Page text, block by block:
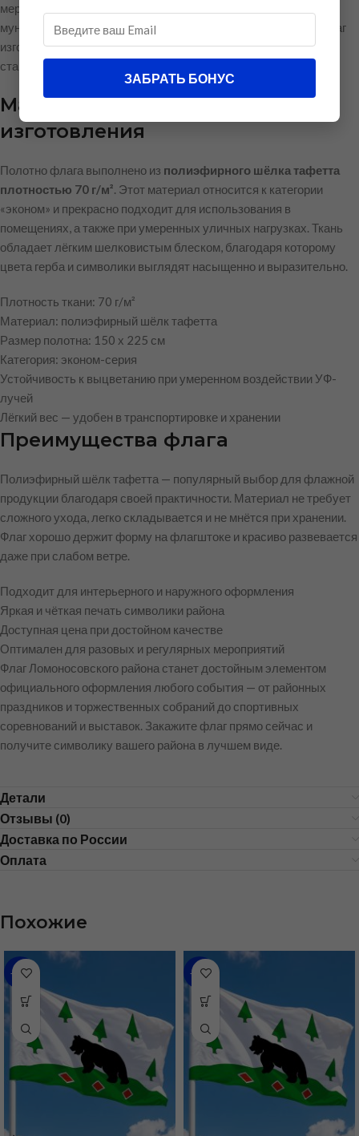
мероприятий, оформления административных зданий,
муниципальных учреждений, школ и культурных центров. Флаг
изготовлен в строгом соответствии с геральдическими
стандартами и отличается аккуратным исполнением.
Материал и качество
изготовления
Полотно флага выполнено из полиэфирного шёлка тафетта
плотностью 70 г/м². Этот материал относится к категории
«эконом» и прекрасно подходит для использования в
помещениях, а также при умеренных уличных нагрузках. Ткань
обладает лёгким шелковистым блеском, благодаря которому
цвета герба и символики выглядят насыщенно и выразительно.
Плотность ткани: 70 г/м²
Материал: полиэфирный шёлк тафетта
Размер полотна: 150 х 225 см
Категория: эконом-серия
Устойчивость к выцветанию при умеренном воздействии УФ-
лучей
Лёгкий вес — удобен в транспортировке и хранении
Преимущества флага
Полиэфирный шёлк тафетта — популярный выбор для флажной
продукции благодаря своей практичности. Материал не требует
сложного ухода, легко складывается и не мнётся при хранении.
Флаг хорошо держит форму на флагштоке и красиво развевается
даже при слабом ветре.
Подходит для интерьерного и наружного оформления
Яркая и чёткая печать символики района
Доступная цена при достойном качестве
Оптимален для разовых и регулярных мероприятий
Флаг Ломоносовского района станет достойным элементом
официального оформления любого события — от районных
праздников и торжественных собраний до спортивных
соревнований и выставок. Закажите флаг прямо сейчас и
получите символику вашего района в лучшем виде.
Детали
Отзывы (0)
Доставка по России
Оплата
Похожие
-31% -36%
ЗАБРАТЬ БОНУС